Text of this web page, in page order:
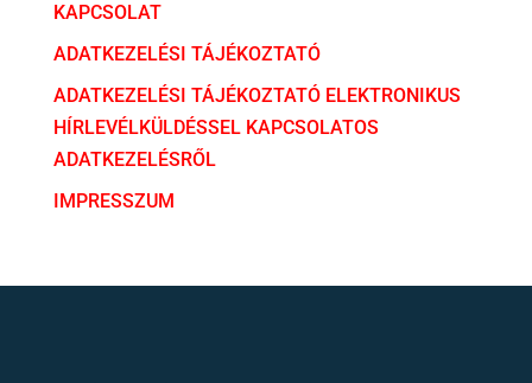
KAPCSOLAT
ADATKEZELÉSI TÁJÉKOZTATÓ
ADATKEZELÉSI TÁJÉKOZTATÓ ELEKTRONIKUS
HÍRLEVÉLKÜLDÉSSEL KAPCSOLATOS
ADATKEZELÉSRŐL
IMPRESSZUM